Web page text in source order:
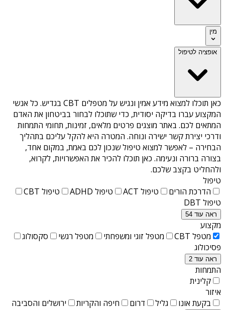
מין
אופציה לטיפול
כאן תוכלו למצוא מידע אמין ונגיש על מטפלים CBT בגדיש
. כל אנשי
המקצוע עברו בדיקה יסודית, כדי שתוכלו לבחור בביטחון את האדם
המתאים לכם. באתר מוצגים פרטים מלאים, זמינות, תחומי התמחות
ודרכי יצירת קשר ישירה ונוחה. המטרה היא להקל עליכם בתהליך
הבחירה – לאפשר למצוא טיפול שנכון לכם באמת, במקום אחד,
בצורה ברורה ונעימה. כאן תוכלו להכיר את האפשרויות, לקרוא,
ולהחליט בקצב שלכם.
טיפול
הדרכת הורים
טיפול ACT טיפול ADHD
טיפול CBT
טיפול DBT
ראה עוד 54
מקצוע
מטפל CBT
מטפל זוגי ומשפחתי מטפל רגשי
סקסולוג
פסיכולוג
ראה עוד 2
התמחות
קלינית
איזור
בקעת אונו
גליל דרום חיפה והקריות ירושלים והסביבה